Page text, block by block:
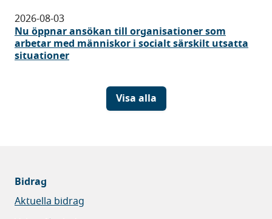
2026-08-03
Nu öppnar ansökan till organisationer som
arbetar med människor i socialt särskilt utsatta
situationer
Visa alla
Bidrag
Aktuella bidrag